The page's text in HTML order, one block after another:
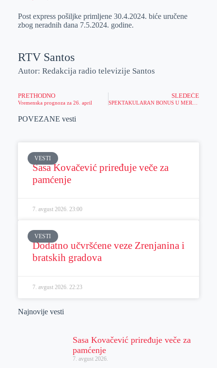
Post express pošiljke primljene 30.4.2024. biće uručene
zbog neradnih dana 7.5.2024. godine.
RTV Santos
Autor: Redakcija radio televizije Santos
PRETHODNO
Vremenska prognoza za 26. april
SLEDEĆE
POVEZANE vesti
VESTI
Sasa Kovačević priređuje veče za
pamćenje
7. avgust 2026. 23:00
VESTI
Dodatno učvršćene veze Zrenjanina i
bratskih gradova
7. avgust 2026. 22:23
Najnovije vesti
Sasa Kovačević priređuje veče za
pamćenje
7. avgust 2026.